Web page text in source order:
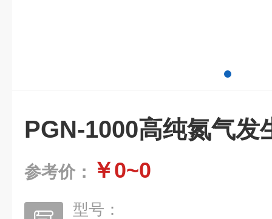
PGN-1000高纯氮气发
参考价： ￥0~0
型号：